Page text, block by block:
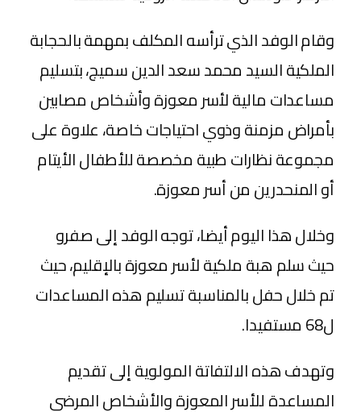
وقام الوفد الذي ترأسه المكلف بمهمة بالحجابة
الملكية السيد محمد سعد الدين سميج، بتسليم
مساعدات مالية لأسر معوزة وأشخاص مصابين
بأمراض مزمنة وذوي احتياجات خاصة، علاوة على
مجموعة نظارات طبية مخصصة للأطفال الأيتام
أو المنحدرين من أسر معوزة.
وخلال هذا اليوم أيضا، توجه الوفد إلى صفرو
حيث سلم هبة ملكية لأسر معوزة بالإقليم، حيث
تم خلال حفل بالمناسبة تسليم هذه المساعدات
ل68 مستفيدا.
وتهدف هذه الالتفاتة المولوية إلى تقديم
المساعدة للأسر المعوزة والأشخاص المرضى